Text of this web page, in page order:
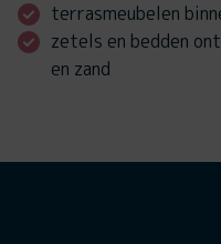
terrasmeubelen
zetels en bedden
en zand